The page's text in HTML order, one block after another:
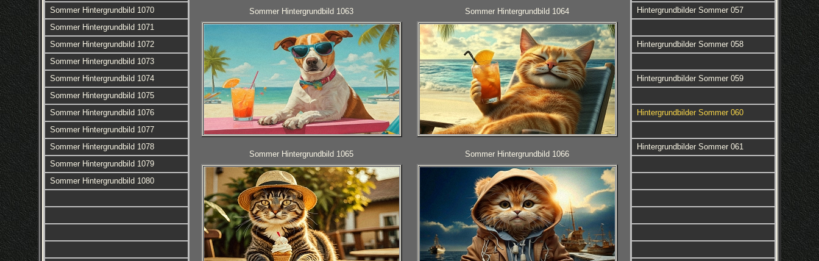
Sommer Hintergrundbild 1070
Sommer Hintergrundbild 1071
Sommer Hintergrundbild 1072
Sommer Hintergrundbild 1073
Sommer Hintergrundbild 1074
Sommer Hintergrundbild 1075
Sommer Hintergrundbild 1076
Sommer Hintergrundbild 1077
Sommer Hintergrundbild 1078
Sommer Hintergrundbild 1079
Sommer Hintergrundbild 1080
Sommer Hintergrundbild 1063 Sommer Hintergrundbild 1064
Sommer Hintergrundbild 1065 Sommer Hintergrundbild 1066
Hintergrundbilder Sommer 057
Hintergrundbilder Sommer 058
Hintergrundbilder Sommer 059
Hintergrundbilder Sommer 060
Hintergrundbilder Sommer 061